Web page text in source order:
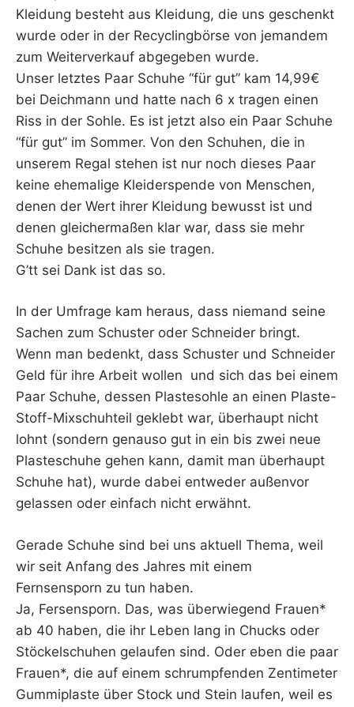
Kleidung besteht aus Kleidung, die uns geschenkt
wurde oder in der Recyclingbörse von jemandem
zum Weiterverkauf abgegeben wurde.
Unser letztes Paar Schuhe “für gut” kam 14,99€
bei Deichmann und hatte nach 6 x tragen einen
Riss in der Sohle. Es ist jetzt also ein Paar Schuhe
“für gut” im Sommer. Von den Schuhen, die in
unserem Regal stehen ist nur noch dieses Paar
keine ehemalige Kleiderspende von Menschen,
denen der Wert ihrer Kleidung bewusst ist und
denen gleichermaßen klar war, dass sie mehr
Schuhe besitzen als sie tragen.
G’tt sei Dank ist das so.
In der Umfrage kam heraus, dass niemand seine
Sachen zum Schuster oder Schneider bringt.
Wenn man bedenkt, dass Schuster und Schneider
Geld für ihre Arbeit wollen und sich das bei einem
Paar Schuhe, dessen Plastesohle an einen Plaste-
Stoff-Mixschuhteil geklebt war, überhaupt nicht
lohnt (sondern genauso gut in ein bis zwei neue
Plasteschuhe gehen kann, damit man überhaupt
Schuhe hat), wurde dabei entweder außenvor
gelassen oder einfach nicht erwähnt.
Gerade Schuhe sind bei uns aktuell Thema, weil
wir seit Anfang des Jahres mit einem
Fernsensporn zu tun haben.
Ja, Fersensporn. Das, was überwiegend Frauen*
ab 40 haben, die ihr Leben lang in Chucks oder
Stöckelschuhen gelaufen sind. Oder eben die paar
Frauen*, die auf einem schrumpfenden Zentimeter
Gummiplaste über Stock und Stein laufen, weil es